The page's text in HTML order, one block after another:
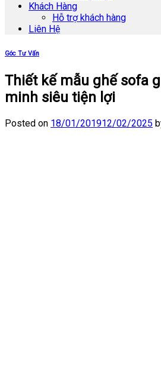
Khách Hàng
Hỗ trợ khách hàng
Liên Hệ
Góc Tư Vấn
Thiết kế mẫu ghế sofa
minh siêu tiện lợi
Posted on 18/01/201912/02/2025